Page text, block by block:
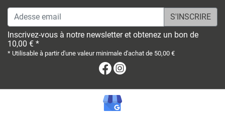
Adesse email
Inscrivez-vous à notre newsletter et obtenez un bon de
10,00 € *
* Utilisable à partir d'une valeur minimale d'achat de 50,00 €
Facebook